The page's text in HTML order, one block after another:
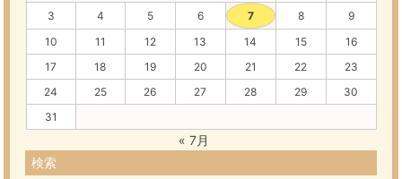
3
4 5 6 7 8
9
10
11 12 13 14 15
16
17
18 19 20 21 22
23
24
25 26 27 28 29
30
31
« 7月
検索